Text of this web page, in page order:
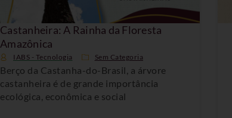
Castanheira: A Rainha da Floresta
Amazônica
IABS - Tecnologia Sem Categoria
Berço da Castanha-do-Brasil, a árvore
castanheira é de grande importância
ecológica, econômica e social